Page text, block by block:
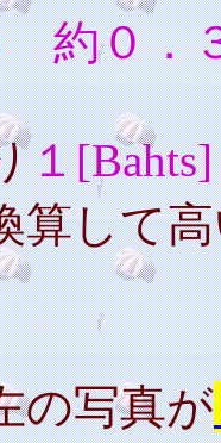
０．３
１
算して
写真が